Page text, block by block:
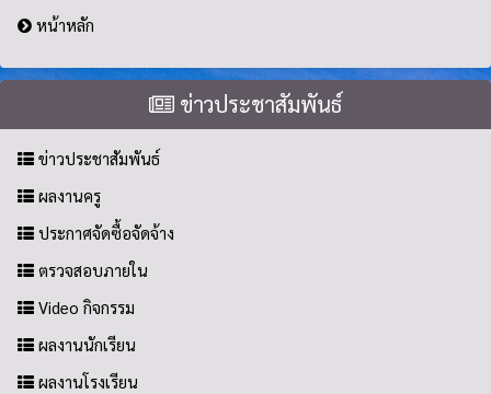
หน้าหลัก
ข่าวประชาสัมพันธ์
ข่าวประชาสัมพันธ์
ผลงานครู
ประกาศจัดซื้อจัดจ้าง
ตรวจสอบภายใน
Video กิจกรรม
ผลงานนักเรียน
ผลงานโรงเรียน